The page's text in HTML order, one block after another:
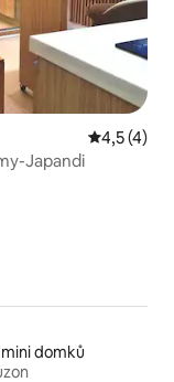
Průměrné
4,5 (4)
Japandi
domků